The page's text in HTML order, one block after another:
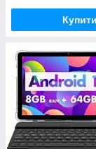
Купити